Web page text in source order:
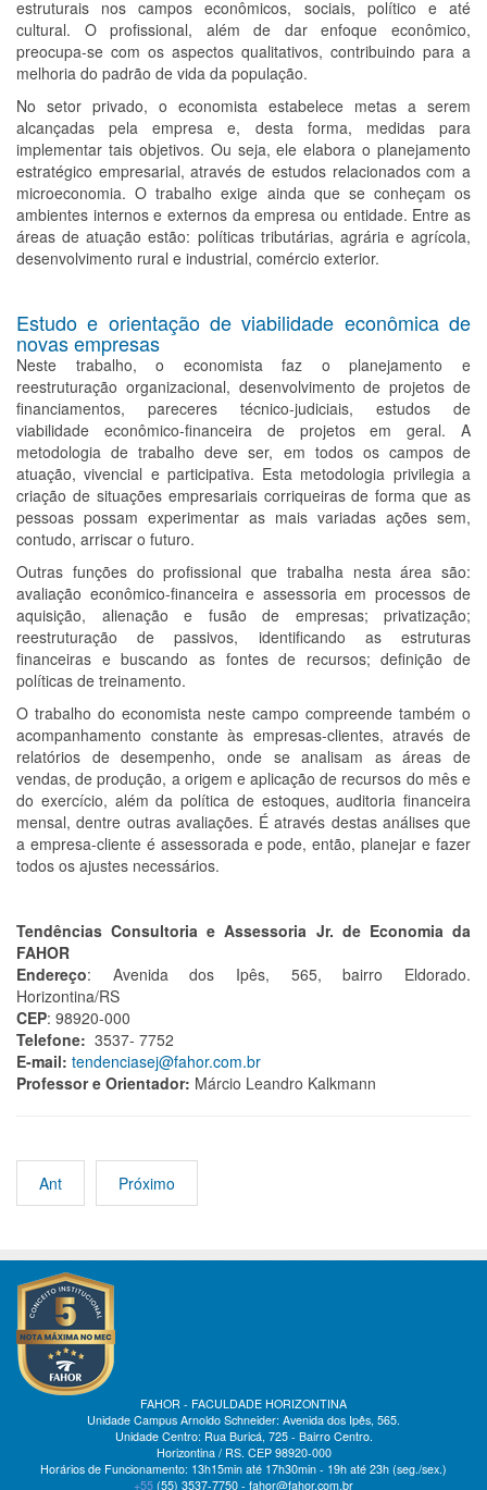
estruturais nos campos econômicos, sociais, político e até
cultural. O profissional, além de dar enfoque econômico,
preocupa-se com os aspectos qualitativos, contribuindo para a
melhoria do padrão de vida da população.
No setor privado, o economista estabelece metas a serem
alcançadas pela empresa e, desta forma, medidas para
implementar tais objetivos. Ou seja, ele elabora o planejamento
estratégico empresarial, através de estudos relacionados com a
microeconomia. O trabalho exige ainda que se conheçam os
ambientes internos e externos da empresa ou entidade. Entre as
áreas de atuação estão: políticas tributárias, agrária e agrícola,
desenvolvimento rural e industrial, comércio exterior.
Estudo e orientação de viabilidade econômica de
novas empresas
Neste trabalho, o economista faz o planejamento e
reestruturação organizacional, desenvolvimento de projetos de
financiamentos, pareceres técnico-judiciais, estudos de
viabilidade econômico-financeira de projetos em geral. A
metodologia de trabalho deve ser, em todos os campos de
atuação, vivencial e participativa. Esta metodologia privilegia a
criação de situações empresariais corriqueiras de forma que as
pessoas possam experimentar as mais variadas ações sem,
contudo, arriscar o futuro.
Outras funções do profissional que trabalha nesta área são:
avaliação econômico-financeira e assessoria em processos de
aquisição, alienação e fusão de empresas; privatização;
reestruturação de passivos, identificando as estruturas
financeiras e buscando as fontes de recursos; definição de
políticas de treinamento.
O trabalho do economista neste campo compreende também o
acompanhamento constante às empresas-clientes, através de
relatórios de desempenho, onde se analisam as áreas de
vendas, de produção, a origem e aplicação de recursos do mês e
do exercício, além da política de estoques, auditoria financeira
mensal, dentre outras avaliações. É através destas análises que
a empresa-cliente é assessorada e pode, então, planejar e fazer
todos os ajustes necessários.
Tendências Consultoria e Assessoria Jr. de Economia da
FAHOR
Endereço: Avenida dos Ipês, 565, bairro Eldorado.
Horizontina/RS
CEP: 98920-000
Telefone: 3537- 7752
E-mail: tendenciasej@fahor.com.br
Professor e Orientador: Márcio Leandro Kalkmann
Ant Próximo
FAHOR - FACULDADE HORIZONTINA
Unidade Campus Arnoldo Schneider: Avenida dos Ipês, 565.
Unidade Centro: Rua Buricá, 725 - Bairro Centro.
Horizontina / RS. CEP 98920-000
Horários de Funcionamento: 13h15min até 17h30min - 19h até 23h (seg./sex.)
+55 (55) 3537-7750 - fahor@fahor.com.br